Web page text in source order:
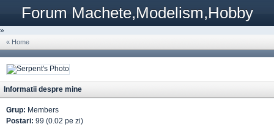
Forum Machete,Modelism,Hobby
»
« Home
Informatii despre mine
Grup: Members
Postari: 99 (0.02 pe zi)